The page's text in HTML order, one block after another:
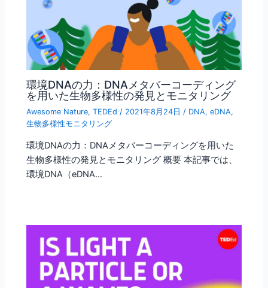
環境DNAの力：DNAメタバーコーディング
を用いた生物多様性の発見とモニタリング
Awesome Nature,TEDEd / 2021年8月24日 / DNA,eDNA,
生物多様性モニタリング
環境DNAの力：DNAメタバーコーディングを用いた
生物多様性の発見とモニタリング 概要 本記事では、
環境DNA（eDNA…